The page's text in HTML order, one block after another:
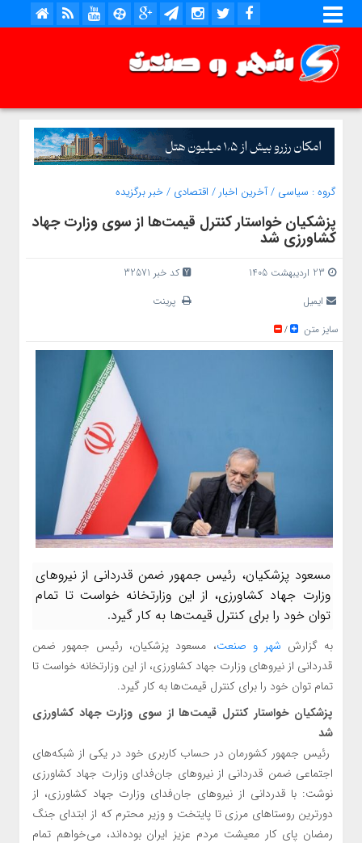
گروه : سیاسی /آخرین اخبار / اقتصادی /خبر برگزیده
پزشکیان خواستار کنترل قیمت‌ها از سوی وزارت جهاد
کشاورزی شد
23 اردیبهشت 1405
کد خبر 32571
ایمیل
پرینت
سایز متن
/
مسعود پزشکیان، رئیس جمهور ضمن قدردانی از نیروهای
وزارت جهاد کشاورزی، از این وزارتخانه خواست تا تمام
توان خود را برای کنترل قیمت‌ها به کار گیرد.
به گزارش شهر و صنعت، مسعود پزشکیان، رئیس جمهور ضمن
قدردانی از نیروهای وزارت جهاد کشاورزی، از این وزارتخانه خواست تا
تمام توان خود را برای کنترل قیمت‌ها به کار گیرد.
پزشکیان خواستار کنترل قیمت‌ها از سوی وزارت جهاد کشاورزی
شد
رئیس جمهور کشورمان در حساب کاربری خود در یکی از شبکه‌های
اجتماعی ضمن قدردانی از نیروهای جان‌فدای وزارت جهاد کشاورزی
نوشت: ‏با قدردانی از نیروهای جان‌فدای وزارت جهاد کشاورزی، از
دورترین روستاهای مرزی تا پایتخت و وزیر محترم که از ابتدای جنگ
رمضان پای کار معیشت مردم عزیز ایران بوده‌اند، می‌خواهم تمام